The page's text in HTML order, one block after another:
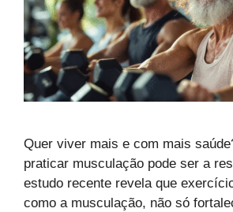
Quer viver mais e com mais
praticar musculação pode ser a
estudo recente revela que
como a musculação, não só